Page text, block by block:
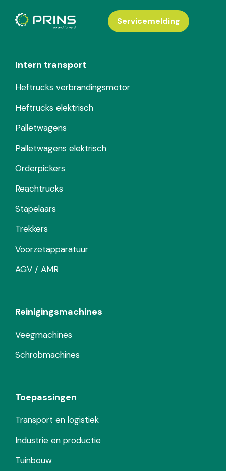
Intern transport
Heftrucks verbrandingsmotor
Heftrucks elektrisch
Palletwagens
Palletwagens elektrisch
Orderpickers
Reachtrucks
Stapelaars
Trekkers
Voorzetapparatuur
AGV / AMR
Reinigingsmachines
Veegmachines
Schrobmachines
Toepassingen
Transport en logistiek
Industrie en productie
Tuinbouw
Servicemelding